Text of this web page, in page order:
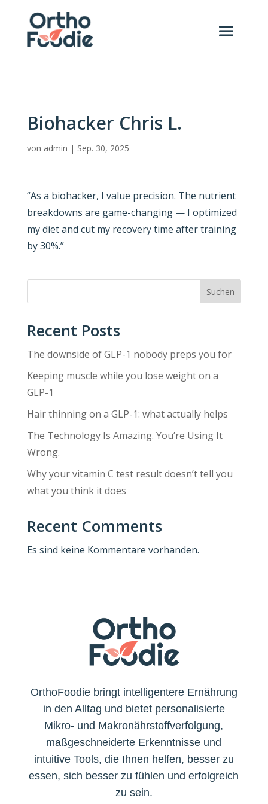
Biohacker Chris L.
von admin | Sep. 30, 2025
“As a biohacker, I value precision. The nutrient
breakdowns are game-changing — I optimized
my diet and cut my recovery time after training
by 30%.”
Suchen
Recent Posts
The downside of GLP-1 nobody preps you for
Keeping muscle while you lose weight on a
GLP-1
Hair thinning on a GLP-1: what actually helps
The Technology Is Amazing. You’re Using It
Wrong.
Why your vitamin C test result doesn’t tell you
what you think it does
Recent Comments
Es sind keine Kommentare vorhanden.
OrthoFoodie bringt intelligentere Ernährung
in den Alltag und bietet personalisierte
Mikro- und Makronährstoffverfolgung,
maßgeschneiderte Erkenntnisse und
intuitive Tools, die Ihnen helfen, besser zu
essen, sich besser zu fühlen und erfolgreich
zu sein.